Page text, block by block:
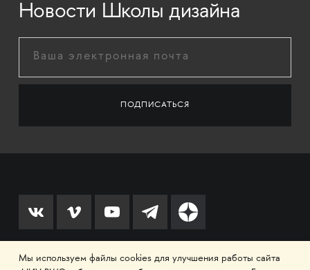
Новости Школы дизайна
Мы используем файлы cookies для улучшения работы сайта